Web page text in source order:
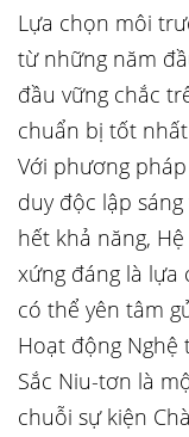
Lựa chọn môi
từ những năm
đầu vững chắc
chuẩn bị tốt
Với phương
duy độc lập
hết khả năng,
xứng đáng là
có thể yên tâm
Hoạt động Nghệ
Sắc Niu-tơn là
chuỗi sự kiện